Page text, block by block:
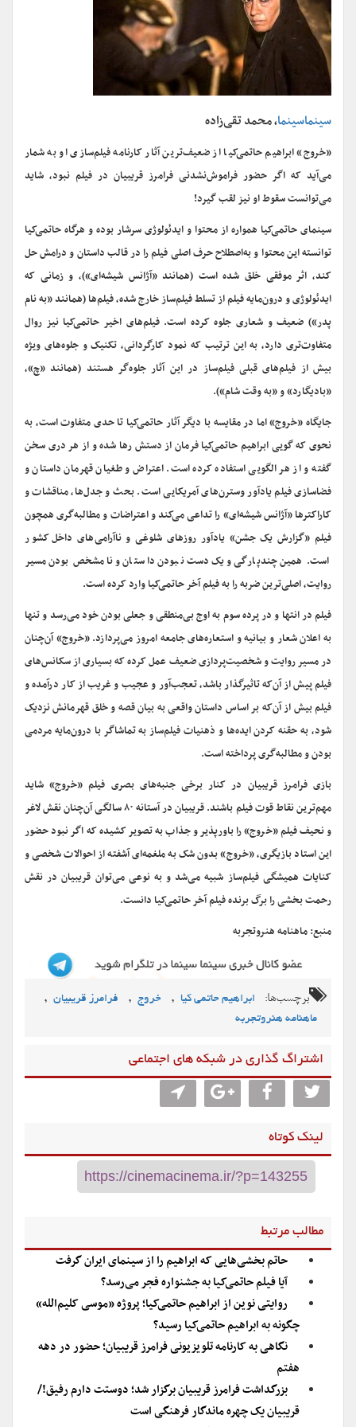
سینماسینما، محمد تقی‌زاده
«خروج» ابراهیم حاتمی‌کیا از ضعیف‌ترین آثار کارنامه فیلم‌سازی او به شمار
می‌آید که اگر حضور فراموش‌نشدنی فرامرز قریبیان در فیلم نبود، شاید
می‌توانست سقوط او نیز لقب گیرد!
سینمای حاتمی‌کیا همواره از محتوا و ایدئولوژی سرشار بوده و هرگاه حاتمی‌کیا
توانسته این محتوا و به‌اصطلاح حرف اصلی فیلم را در قالب داستان و درامش حل
کند، اثر موفقی خلق شده است (همانند «آژانس شیشه‌ای»)، و زمانی که
ایدئولوژی و درون‌مایه فیلم از تسلط فیلم‌ساز خارج شده، فیلم‌ها (همانند «به نام
پدر») ضعیف و شعاری جلوه کرده است. فیلم‌های اخیر حاتمی‌کیا نیز روال
متفاوت‌تری دارد، به این ترتیب که نمود کارگردانی، تکنیک و جلوه‌های ویژه
بیش از فیلم‌های قبلی فیلم‌ساز در این آثار جلوه‌گر هستند (همانند «چ»،
«بادیگارد» و «به وقت شام»).
جایگاه «خروج» اما در مقایسه با دیگر آثار حاتمی‌کیا تا حدی متفاوت است، به
نحوی که گویی ابراهیم حاتمی‌کیا فرمان از دستش رها شده و از هر دری سخن
گفته و از هر الگویی استفاده کرده است. اعتراض و طغیان قهرمان داستان و
فضاسازی فیلم یادآور وسترن‌های آمریکایی است. بحث و جدل‌ها، مناقشات و
کاراکترها «آژانس شیشه‌ای» را تداعی می‌کند و اعتراضات و مطالبه‌گری همچون
فیلم «گزارش یک جشن» یادآور روزهای شلوغی و ناآرامیهای داخل کشور
است. همین چندپارگی و یک‌دست نبودن داستان و نامشخص بودن مسیر
روایت، اصلی‌ترین ضربه را به فیلم آخر حاتمی‌کیا وارد کرده است.
فیلم در انتها و در پرده سوم به اوج بی‌منطقی و جعلی بودن خود می‌رسد و تنها
به اعلان شعار و بیانیه و استعاره‌های جامعه امروز می‌پردازد. «خروج» آن‌چنان
در مسیر روایت و شخصیت‌پردازی ضعیف عمل کرده که بسیاری از سکانس‌های
فیلم پیش از آن‌که تاثیرگذار باشد، تعجب‌آور و عجیب و غریب از کار درآمده و
فیلم بیش از آن‌که بر اساس داستان واقعی به بیان قصه و خلق قهرمانش نزدیک
شود، به حقنه کردن ایده‌ها و ذهنیات فیلم‌ساز به تماشاگر با درون‌مایه مردمی
بودن و مطالبه‌گری پرداخته است.
بازی فرامرز قریبیان در کنار برخی جنبه‌های بصری فیلم «خروج» شاید
مهم‌ترین نقاط قوت فیلم باشند. قریبیان در آستانه ۸۰ سالگی آن‌چنان نقش لاغر
و نحیف فیلم «خروج» را باورپذیر و جذاب به تصویر کشیده که اگر نبود حضور
این استاد بازیگری، «خروج» بدون شک به ملغمه‌ای آشفته از احوالات شخصی و
کنایات همیشگی فیلم‌ساز شبیه می‌شد و به نوعی می‌توان قریبیان در نقش
رحمت بخشی را برگ برنده فیلم آخر حاتمی‌کیا دانست.
منبع: ماهنامه هنروتجربه
برچسب‌ها: ابراهیم حاتمی کیا , خروج , فرامرز قریبیان ,
ماهنامه هنروتجربه
اشتراگ گذاری در شبکه های اجتماعی
لینک کوتاه
مطالب مرتبط
حاتم بخشی‌هایی که ابراهیم را از سینمای ایران گرفت
آیا فیلم حاتمی‌کیا به جشنواره فجر می‌رسد؟
روایتی نوین از ابراهیم حاتمی‌کیا؛ پروژه «موسی کلیم‌الله»
چگونه به ابراهیم حاتمی‌کیا رسید؟
نگاهی به کارنامه تلویزیونی فرامرز قریبیان؛ حضور در دهه
هفتم
بزرگداشت فرامرز قریبیان برگزار شد؛ دوستت دارم رفیق!/
قریبیان یک چهره ماندگار فرهنگی است